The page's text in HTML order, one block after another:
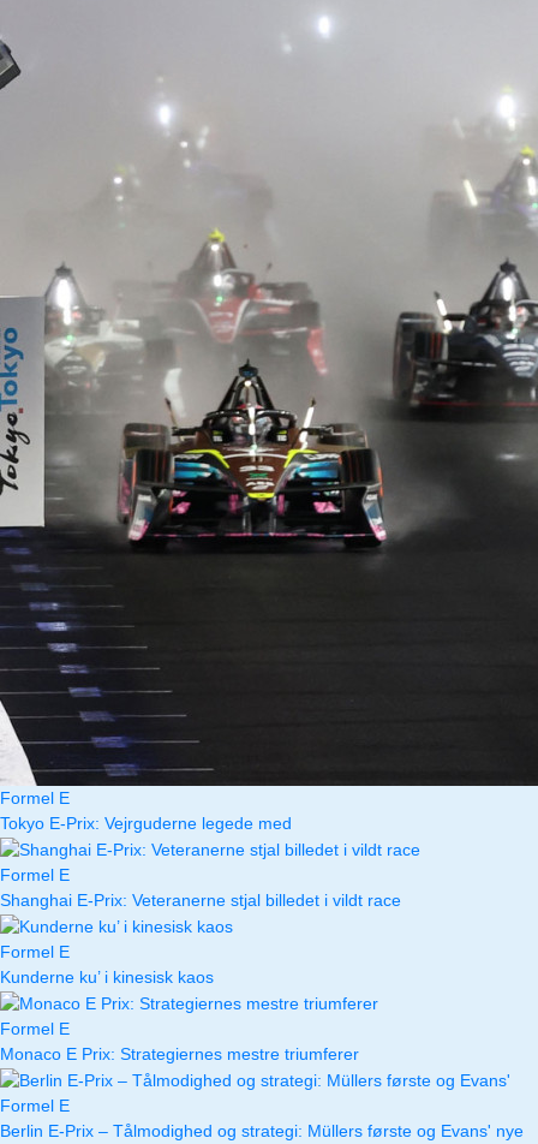
Formel E
Tokyo E-Prix: Vejrguderne legede med
Formel E
Shanghai E-Prix: Veteranerne stjal billedet i vildt race
Formel E
Kunderne ku’ i kinesisk kaos
Formel E
Monaco E Prix: Strategiernes mestre triumferer
Formel E
Berlin E-Prix – Tålmodighed og strategi: Müllers første og Evans' nye